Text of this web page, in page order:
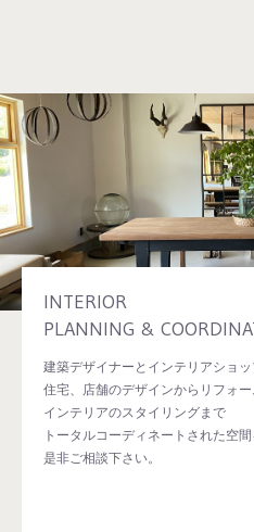
INTERIOR
PLANNING &
建築デザイナーとインテリアショ
住宅、店舗のデザインからリフォー
インテリアのスタイリングまで
トータルコーディネートされた空間
是非ご相談下さい。